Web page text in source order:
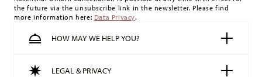
the future via the unsubscribe link in the newsletter. Please find
more information here: Data Privacy.
HOW MAY WE HELP YOU?
LEGAL & PRIVACY